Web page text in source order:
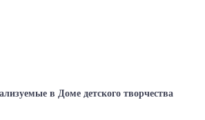
в Доме детского творчества